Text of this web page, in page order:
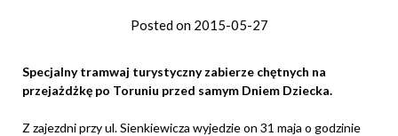
Posted on 2015-05-27
Specjalny tramwaj turystyczny zabierze chętnych na
przejażdżkę po Toruniu przed samym Dniem Dziecka.
Z zajezdni przy ul. Sienkiewicza wyjedzie on 31 maja o godzinie